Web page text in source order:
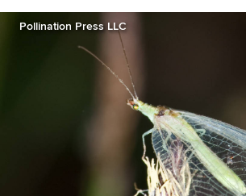
Pollination Press LLC